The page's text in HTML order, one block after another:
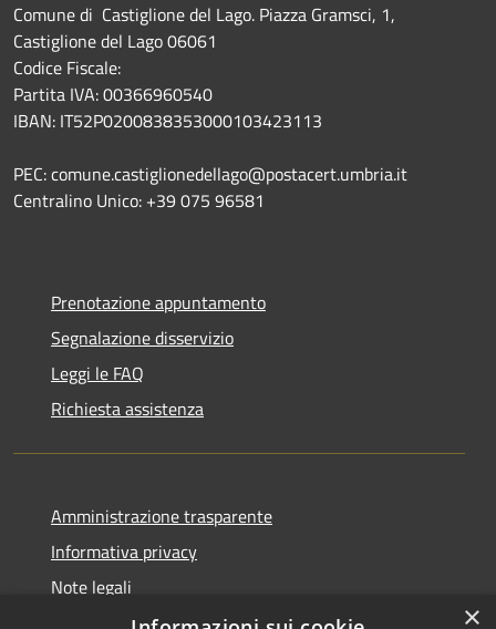
Comune di Castiglione del Lago. Piazza Gramsci, 1,
Castiglione del Lago 06061
Codice Fiscale:
Partita IVA: 00366960540
IBAN: IT52P0200838353000103423113
PEC: comune.castiglionedellago@postacert.umbria.it
Centralino Unico: +39 075 96581
Prenotazione appuntamento
Segnalazione disservizio
Leggi le FAQ
Richiesta assistenza
Amministrazione trasparente
Informativa privacy
Note legali
Dichiarazione di accessibilità
×